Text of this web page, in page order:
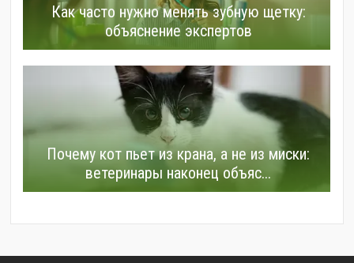
Как часто нужно менять зубную щетку:
объяснение экспертов
Почему кот пьет из крана, а не из миски:
ветеринары наконец объяс...